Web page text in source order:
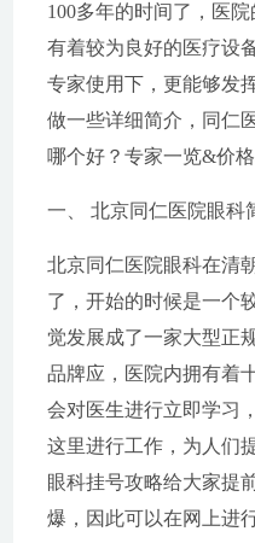
100多年的时间了，医
有着较为良好的医疗设
专家使用下，更能够发
做一些详细简介，同仁
哪个好？专家一览&价格
一、 北京同仁医院眼科
北京同仁医院眼科在清
了，开始的时候是一个
觉发展成了一家大型正
品牌应，医院内拥有着
会对医生进行立即学习
这里进行工作，为人们
眼科挂号攻略给大家提
爆，因此可以在网上进